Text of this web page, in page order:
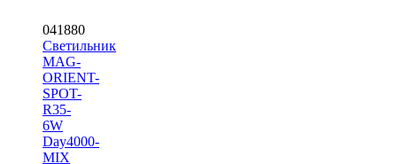
041880
Светильник
MAG-
ORIENT-
SPOT-
R35-
6W
Day4000-
MIX